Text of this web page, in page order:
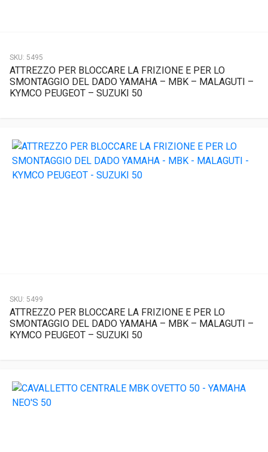
SKU: 5495
ATTREZZO PER BLOCCARE LA FRIZIONE E PER LO
SMONTAGGIO DEL DADO YAMAHA – MBK – MALAGUTI –
KYMCO PEUGEOT – SUZUKI 50
SKU: 5499
ATTREZZO PER BLOCCARE LA FRIZIONE E PER LO
SMONTAGGIO DEL DADO YAMAHA – MBK – MALAGUTI –
KYMCO PEUGEOT – SUZUKI 50